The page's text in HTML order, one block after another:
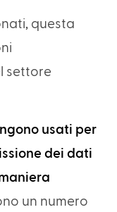
questa
settore
usati per
dei dati
un numero